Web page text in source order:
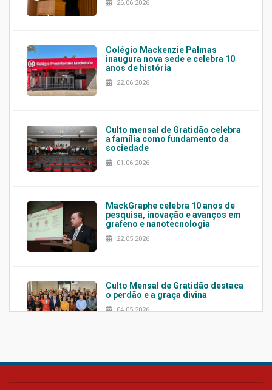
26.06.2026
Colégio Mackenzie Palmas
inaugura nova sede e celebra 10
anos de história
22.06.2026
Culto mensal de Gratidão celebra
a família como fundamento da
sociedade
01.06.2026
MackGraphe celebra 10 anos de
pesquisa, inovação e avanços em
grafeno e nanotecnologia
22.05.2026
Culto Mensal de Gratidão destaca
o perdão e a graça divina
04.05.2026
Confira como foi o culto mensal